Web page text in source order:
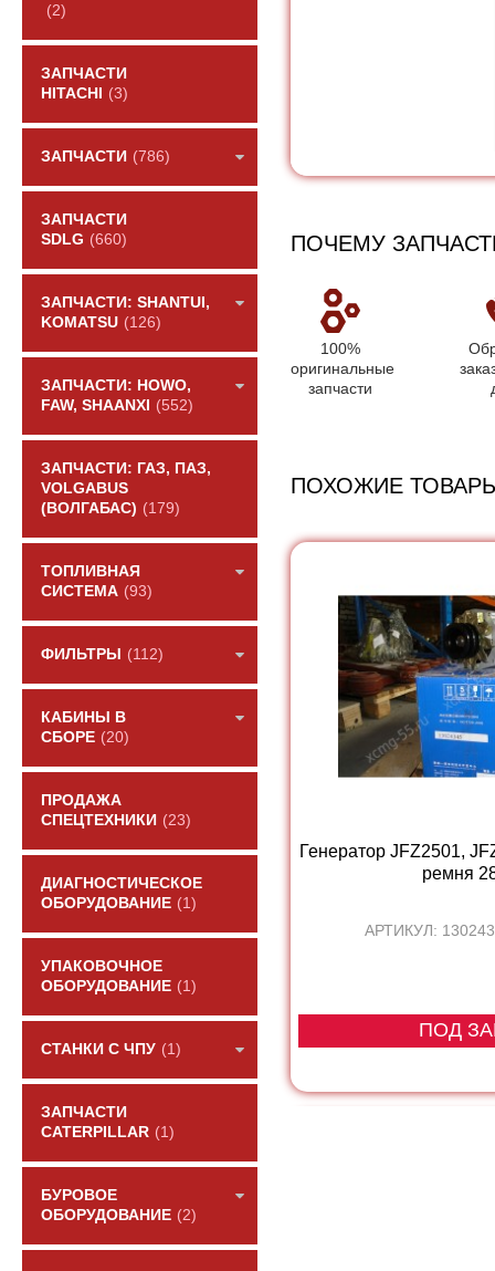
(2)
ЗАПЧАСТИ
HITACHI
(3)
ЗАПЧАСТИ (786)
ЗАПЧАСТИ
SDLG (660)
ЗАПЧАСТИ: SHANTUI,
KOMATSU (126)
ЗАПЧАСТИ: HOWO,
FAW, SHAANXI
(552)
ЗАПЧАСТИ: ГАЗ, ПАЗ,
VOLGABUS
(ВОЛГАБАС) (179)
ТОПЛИВНАЯ
СИСТЕМА (93)
ФИЛЬТРЫ (112)
КАБИНЫ В
СБОРЕ (20)
ПРОДАЖА
СПЕЦТЕХНИКИ (23)
ДИАГНОСТИЧЕСКОЕ
ОБОРУДОВАНИЕ (1)
УПАКОВОЧНОЕ
ОБОРУДОВАНИЕ (1)
СТАНКИ С ЧПУ (1)
ЗАПЧАСТИ
CATERPILLAR (1)
БУРОВОЕ
ОБОРУДОВАНИЕ (2)
ПОЧЕМУ
100%
оригинальные
запчасти
ПОХОЖИЕ
Генератор JFZ2501,
ремня
АРТИКУЛ:
ПОД